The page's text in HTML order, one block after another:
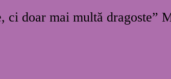
ci doar mai multă dragoste”